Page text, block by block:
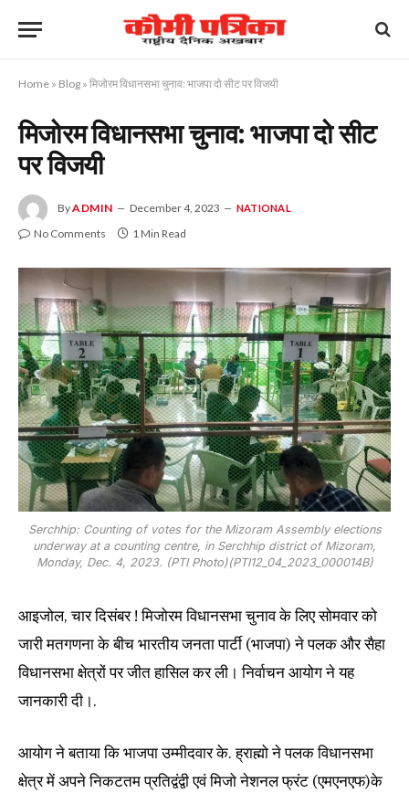
Home » Blog » मिजोरम विधानसभा चुनाव: भाजपा दो सीट पर विजयी
मिजोरम विधानसभा चुनाव: भाजपा दो सीट
पर विजयी
ByADMIN December 4, 2023 NATIONAL
No Comments 1 Min Read
Serchhip: Counting of votes for the Mizoram Assembly elections
underway at a counting centre, in Serchhip district of Mizoram,
Monday, Dec. 4, 2023. (PTI Photo)(PTI12_04_2023_000014B)
आइजोल, चार दिसंबर ! मिजोरम विधानसभा चुनाव के लिए सोमवार को
जारी मतगणना के बीच भारतीय जनता पार्टी (भाजपा) ने पलक और सैहा
विधानसभा क्षेत्रों पर जीत हासिल कर ली। निर्वाचन आयोग ने यह
जानकारी दी।.
आयोग ने बताया कि भाजपा उम्मीदवार के. ह्राह्मो ने पलक विधानसभा
क्षेत्र में अपने निकटतम प्रतिद्वंद्वी एवं मिजो नेशनल फ्रंट (एमएनएफ)के